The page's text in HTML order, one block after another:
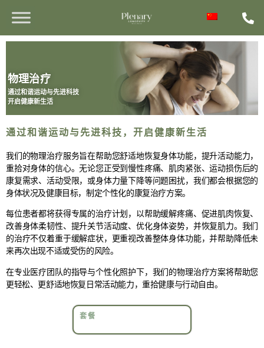
物理治疗
通过和谐运动与先进科技
开启健康新生活
通过和谐运动与先进科技，开启健康新生活
我们的物理治疗服务旨在帮助您舒适地恢复身体功能，提升活动能力，
重拾对身体的信心。无论您正受到慢性疼痛、肌肉紧张、运动损伤后的
康复需求、活动受限，或身体力量下降等问题困扰，我们都会根据您的
身体状况及健康目标，制定个性化的康复治疗方案。
每位患者都将获得专属的治疗计划，以帮助缓解疼痛、促进肌肉恢复、
改善身体柔韧性、提升关节活动度、优化身体姿势，并恢复肌力。我们
的治疗不仅着重于缓解症状，更重视改善整体身体功能，并帮助降低未
来再次出现不适或受伤的风险。
在专业医疗团队的指导与个性化照护下，我们的物理治疗方案将帮助您
更轻松、更舒适地恢复日常活动能力，重拾健康与行动自由。
套餐